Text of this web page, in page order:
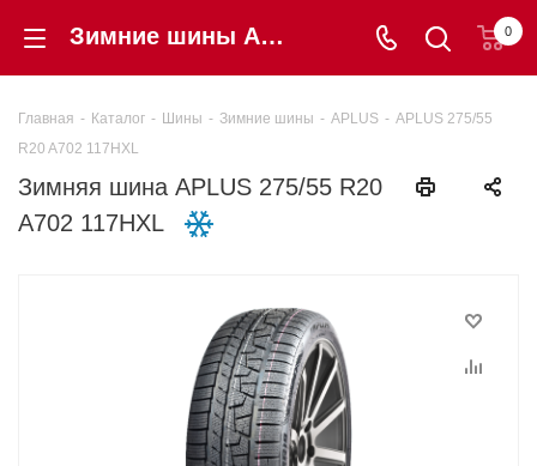
Зимние шины APLUS 275/55 R20 A702 117HXL купить в интернет-магазине Шинторг 0
Главная - Каталог - Шины - Зимние шины - APLUS - APLUS 275/55
R20 A702 117HXL
Зимняя шина APLUS 275/55 R20
A702 117HXL